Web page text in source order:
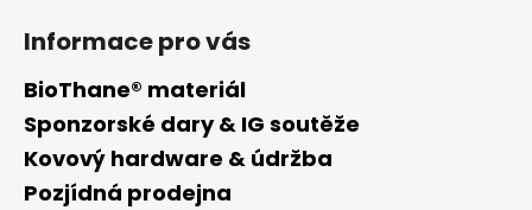
Informace pro vás
BioThane® materiál
Sponzorské dary & IG soutěže
Kovový hardware & údržba
Pozjídná prodejna